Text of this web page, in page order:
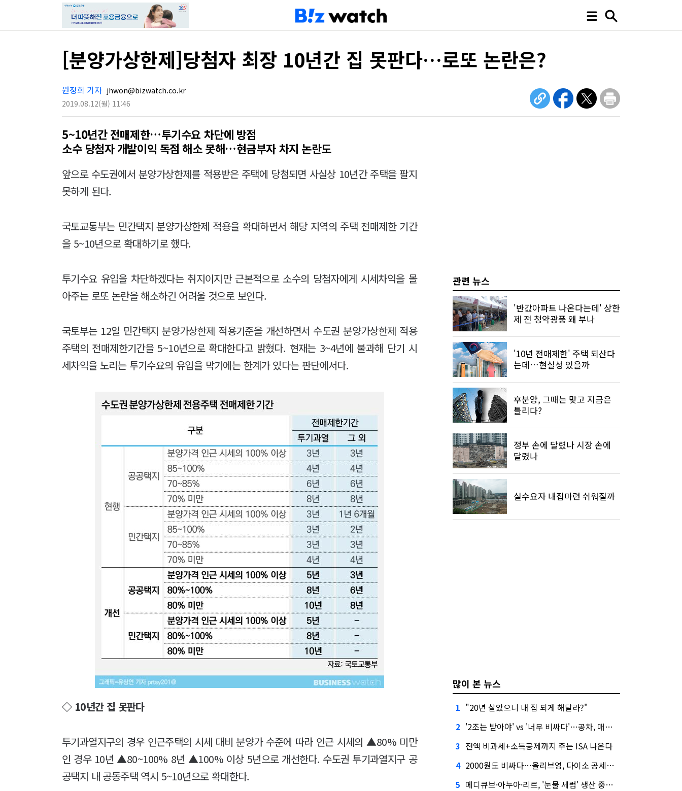
[분양가상한제]당첨자 최장 10년간 집 못판다…로또 논란은?
원정희 기자 jhwon@bizwatch.co.kr
2019.08.12(월) 11:46
5~10년간 전매제한…투기수요 차단에 방점
소수 당첨자 개발이익 독점 해소 못해…현금부자 차지 논란도
앞으로 수도권에서 분양가상한제를 적용받은 주택에 당첨되면 사실상 10년간 주택을 팔지
못하게 된다.
국토교통부는 민간택지 분양가상한제 적용을 확대하면서 해당 지역의 주택 전매제한 기간
을 5~10년으로 확대하기로 했다.
투기수요 유입을 차단하겠다는 취지이지만 근본적으로 소수의 당첨자에게 시세차익을 몰
아주는 로또 논란을 해소하긴 어려울 것으로 보인다.
국토부는 12일 민간택지 분양가상한제 적용기준을 개선하면서 수도권 분양가상한제 적용
주택의 전매제한기간을 5~10년으로 확대한다고 밝혔다. 현재는 3~4년에 불과해 단기 시
세차익을 노리는 투기수요의 유입을 막기에는 한계가 있다는 판단에서다.
◇ 10년간 집 못판다
투기과열지구의 경우 인근주택의 시세 대비 분양가 수준에 따라 인근 시세의 ▲80% 미만
인 경우 10년 ▲80~100% 8년 ▲100% 이상 5년으로 개선한다. 수도권 투기과열지구 공
공택지 내 공동주택 역시 5~10년으로 확대한다.
관련 뉴스
'반값아파트 나온다는데' 상한
제 전 청약광풍 왜 부나
'10년 전매제한' 주택 되산다
는데…현실성 있을까
후분양, 그때는 맞고 지금은
틀리다?
정부 손에 달렸나 시장 손에
달렸나
실수요자 내집마련 쉬워질까
많이 본 뉴스
1 "20년 살았으니 내 집 되게 해달라?"
2 '2조는 받아야' vs '너무 비싸다'…공차, 매각 성공할까
3 전액 비과세+소득공제까지 주는 ISA 나온다
4 2000원도 비싸다…올리브영, 다이소 공세에 '가성비'로 맞불
5 메디큐브·아누아·리르, '눈물 세럼' 생산 중단한다